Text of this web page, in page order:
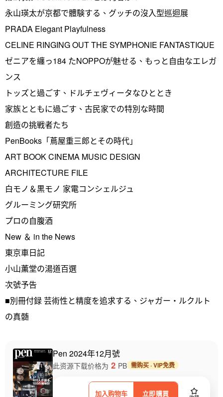
永山瑛太が京都で體験する、グッチの沒入型巡迴展
PRADA Elegant Playfulness
CELINE RINGING OUT THE SYMPHONIE FANTASTIQUE
ゼニアを纏っ184 たNOPPOが魅せる、もっと自由なエレガ
ンス
トッズと過ごす、ドルチェヴィータなひととき
家族とともに過ごす、古民家での特別な時間
創造の挑戦者たち
PenBooks「蔦屋重三郎とその時代」
ART BOOK CINEMA MUSIC DESIGN
ARCHITECTURE FILE
白モノ＆黒モノ 家電コンシェルジュ
グルーミング研究所
プロの自腹酒
New ＆ in the News
東京車日記
小山薫堂の湯道百選
次號予告
■別冊付録 芸術性と精度を追求する、ジャガー・ルクルト
の真髄
Pen 2024年12月號
加入购物车 立即購買
此资源下载价格为 2 PB 需购买 · VIP免费